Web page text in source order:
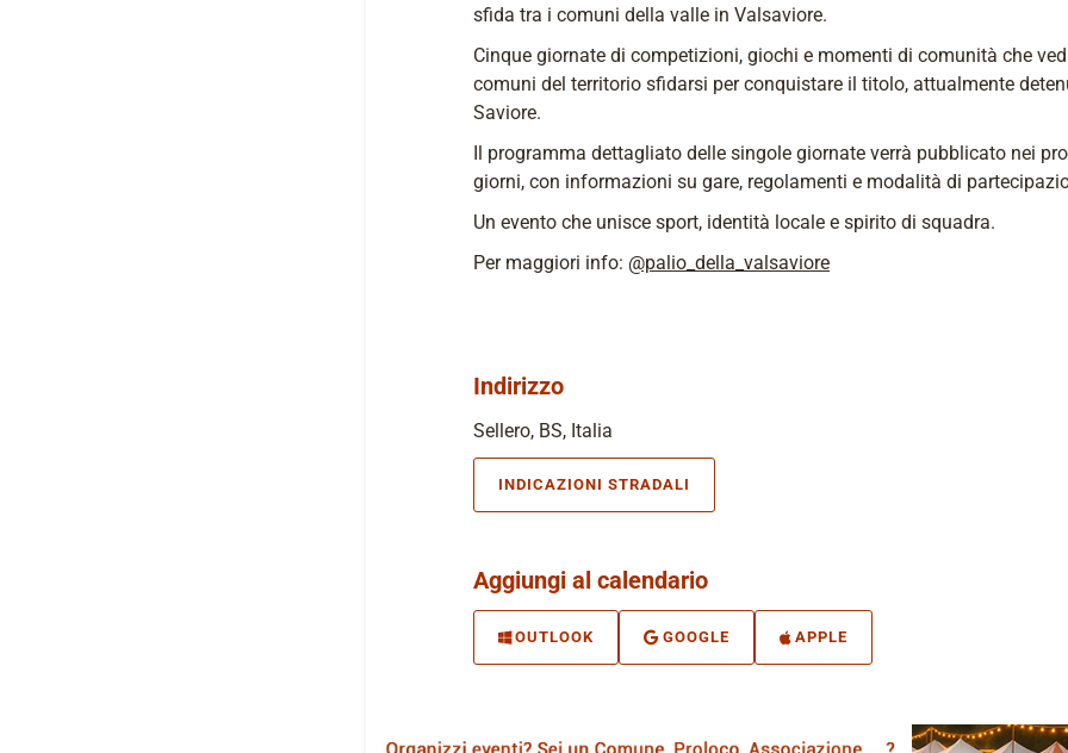
sfida tra i comuni della valle in Valsaviore.
Cinque giornate di competizioni, giochi e momenti di comunità che
comuni del territorio sfidarsi per conquistare il titolo, attualmente
Saviore.
Il programma dettagliato delle singole giornate verrà pubblicato nei
giorni, con informazioni su gare, regolamenti e modalità di
Un evento che unisce sport, identità locale e spirito di squadra.
Per maggiori info: @palio_della_valsaviore
Indirizzo
Sellero, BS, Italia
INDICAZIONI STRADALI
Aggiungi al calendario
OUTLOOK GOOGLE APPLE